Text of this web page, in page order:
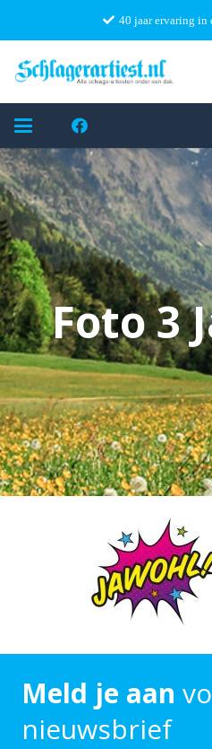
40 jaar ervaring in
Foto 3
Meld je aan
nieuwsbrief